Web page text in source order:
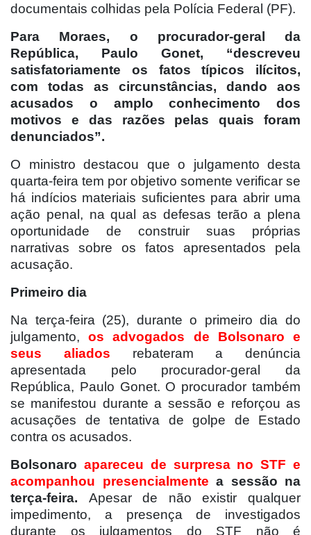
documentais colhidas pela Polícia Federal (PF).
Para Moraes, o procurador-geral da
República, Paulo Gonet, “descreveu
satisfatoriamente os fatos típicos ilícitos,
com todas as circunstâncias, dando aos
acusados o amplo conhecimento dos
motivos e das razões pelas quais foram
denunciados”.
O ministro destacou que o julgamento desta
quarta-feira tem por objetivo somente verificar se
há indícios materiais suficientes para abrir uma
ação penal, na qual as defesas terão a plena
oportunidade de construir suas próprias
narrativas sobre os fatos apresentados pela
acusação.
Primeiro dia
Na terça-feira (25), durante o primeiro dia do
julgamento,os advogados de Bolsonaro e
seus aliados rebateram a denúncia
apresentada pelo procurador-geral da
República, Paulo Gonet. O procurador também
se manifestou durante a sessão e reforçou as
acusações de tentativa de golpe de Estado
contra os acusados.
Bolsonaro apareceu de surpresa no STF e
acompanhou presencialmente a sessão na
terça-feira. Apesar de não existir qualquer
impedimento, a presença de investigados
durante os julgamentos do STF não é